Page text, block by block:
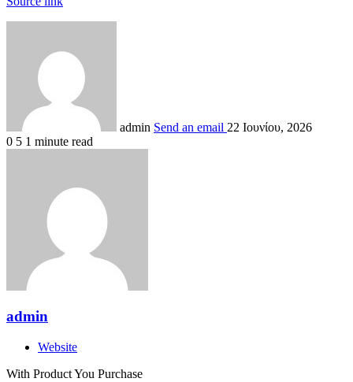
admin Send an email 22 Ιουνίου, 2026
0 5 1 minute read
admin
Website
With Product You Purchase